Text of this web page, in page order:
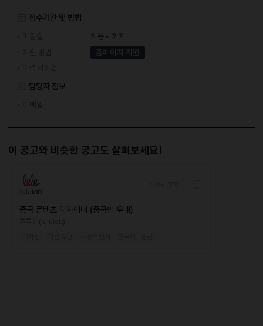
접수기간 및 방법
채용시까지
홈페이지 지원
담당자 정보
이 공고와 비슷한 공고도 살펴보세요!
중국 콘텐츠 디자이너 (중국인 우대)